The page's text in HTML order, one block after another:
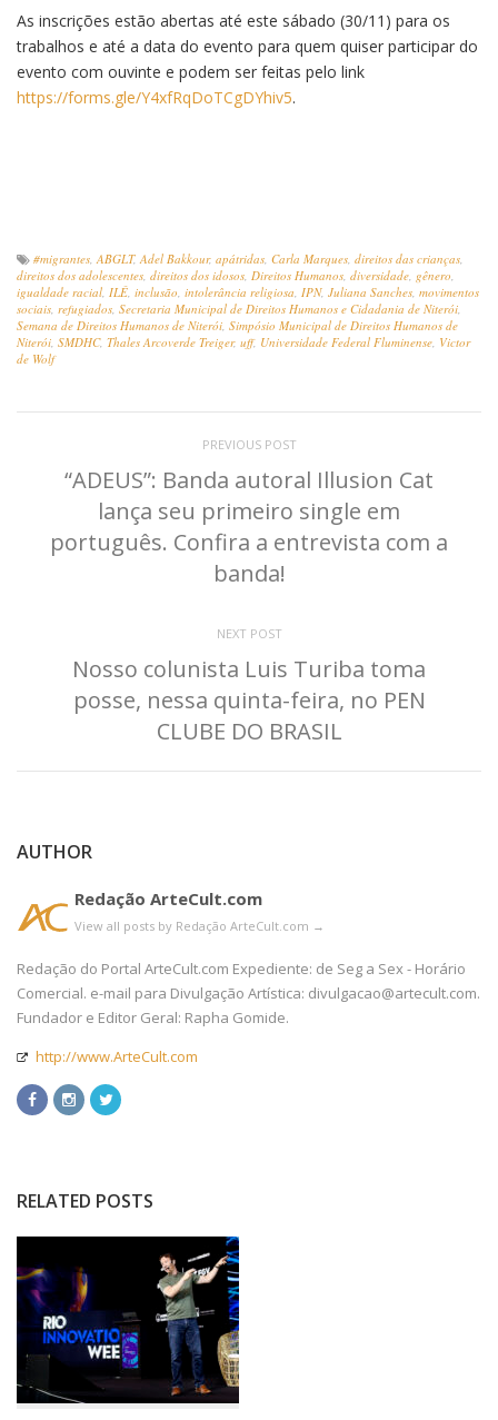
As inscrições estão abertas até este sábado (30/11) para os
trabalhos e até a data do evento para quem quiser participar do
evento com ouvinte e podem ser feitas pelo link
https://forms.gle/Y4xfRqDoTCgDYhiv5.
#migrantes,ABGLT,Adel Bakkour, apátridas, Carla Marques, direitos das crianças,
direitos dos adolescentes, direitos dos idosos, Direitos Humanos, diversidade, gênero,
igualdade racial, ILÊ, inclusão, intolerância religiosa, IPN, Juliana Sanches, movimentos
sociais, refugiados, Secretaria Municipal de Direitos Humanos e Cidadania de Niterói,
Semana de Direitos Humanos de Niterói, Simpósio Municipal de Direitos Humanos de
Niterói, SMDHC, Thales Arcoverde Treiger, uff, Universidade Federal Fluminense, Victor
de Wolf
PREVIOUS POST
“ADEUS”: Banda autoral Illusion Cat
lança seu primeiro single em
português. Confira a entrevista com a
banda!
NEXT POST
Nosso colunista Luis Turiba toma
posse, nessa quinta-feira, no PEN
CLUBE DO BRASIL
AUTHOR
Redação ArteCult.com
View all posts by Redação ArteCult.com →
Redação do Portal ArteCult.com Expediente: de Seg a Sex - Horário
Comercial. e-mail para Divulgação Artística: divulgacao@artecult.com.
Fundador e Editor Geral: Rapha Gomide.
http://www.ArteCult.com
RELATED POSTS